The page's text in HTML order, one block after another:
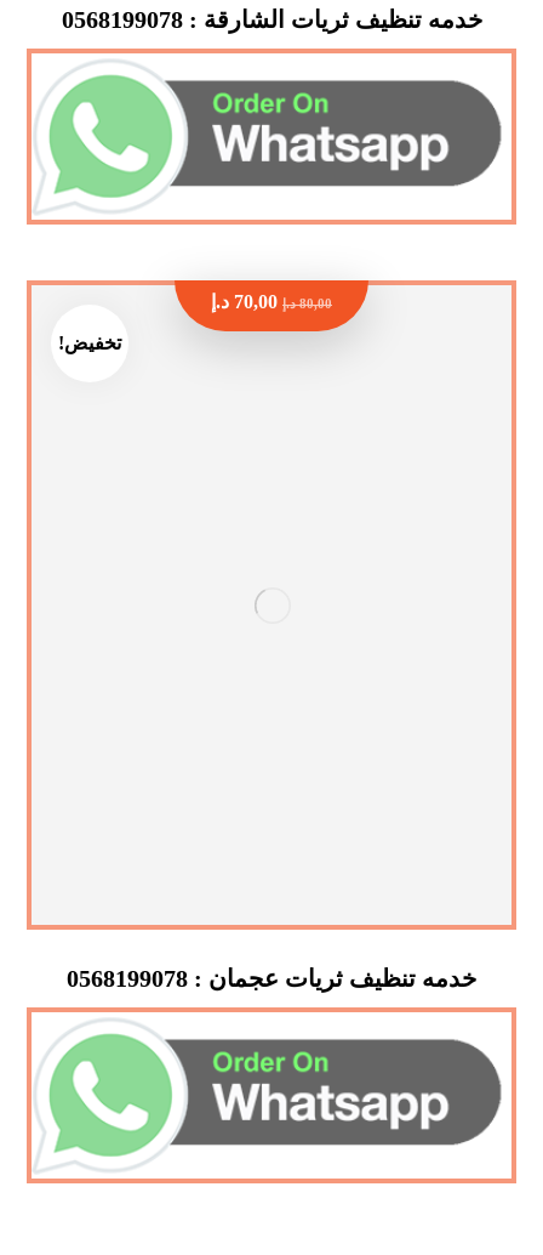
خدمه تنظيف ثريات الشارقة : 0568199078
تخفيض!
خدمه تنظيف ثريات عجمان : 0568199078
80,00 د.إ 70,00 د.إ